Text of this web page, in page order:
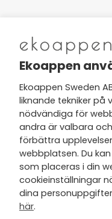
Jag
av
Ekoappen
Ekoappen Sweden
liknande tekniker på
nödvändiga för
andra är valbara
förbättra
webbplatsen. Du
som placeras i din
cookieinställningar
dina
här.